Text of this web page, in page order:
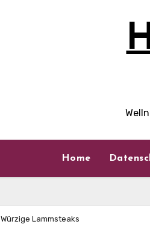
Home
Würzige Lammsteaks